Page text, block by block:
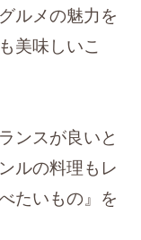
ルメの魅力を
美味しいこ
ンスが良いと
ルの料理もレ
たいもの』を